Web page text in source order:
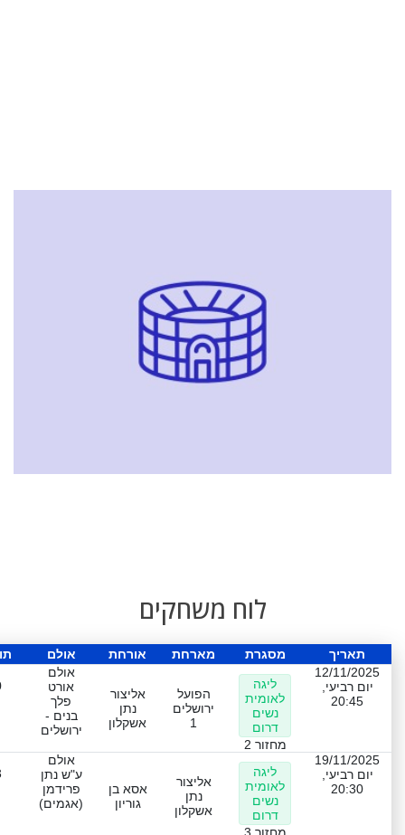
לוח משחקים
תאריך מסגרת מארחת אורחת אולם
12/11/2025
יום רביעי,
20:45
ליגה
לאומית
נשים
דרום
מחזור 2
הפועל
ירושלים
1
אליצור
נתן
אשקלון
אולם
אורט
פלך
בנים -
ירושלים
19/11/2025
יום רביעי,
20:30
ליגה
לאומית
נשים
דרום
אליצור
נתן
אשקלון
אסא בן
גוריון
אולם
ע"ש נתן
פרידמן
(אגמים)